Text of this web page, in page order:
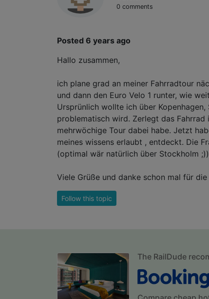
0 comments
Posted 6 years ago
Hallo zusammen,
ich plane grad an meiner Fahrradtour
und dann den Euro Velo 1 runter, wie
Ursprünlich wollte ich über
problematisch wird. Zerlegt das
mehrwöchige Tour dabei habe. Jetzt
meines wissens erlaubt , entdeckt. Die
(optimal wär natürlich über Stockholm
Viele Grüße und danke schon mal für
Follow this topic
The RailDude